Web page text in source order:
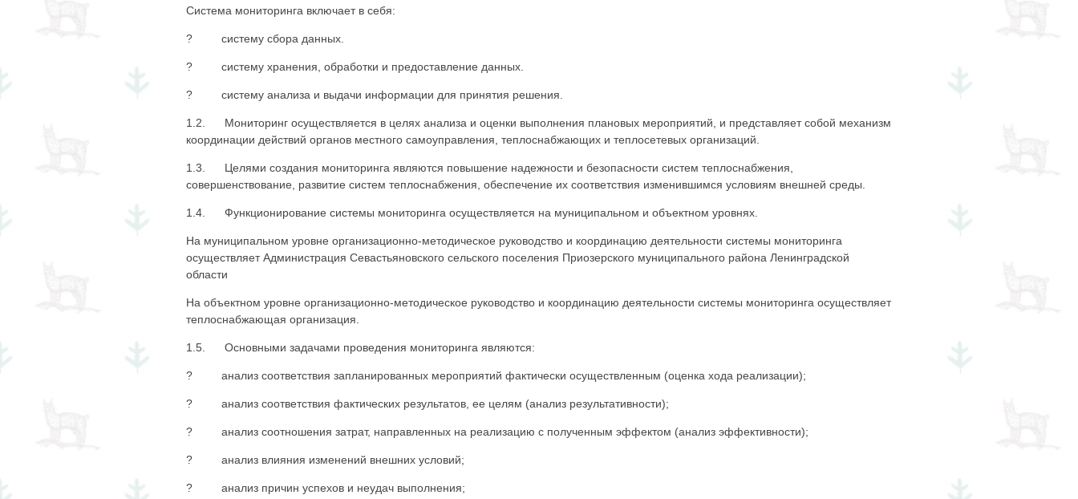
Система мониторинга включает в себя:
? систему сбора данных.
? систему хранения, обработки и предоставление данных.
? систему анализа и выдачи информации для принятия решения.
1.2. Мониторинг осуществляется в целях анализа и оценки выполнения плановых мероприятий, и представляет собой механизм
координации действий органов местного самоуправления, теплоснабжающих и теплосетевых организаций.
1.3. Целями создания мониторинга являются повышение надежности и безопасности систем теплоснабжения,
совершенствование, развитие систем теплоснабжения, обеспечение их соответствия изменившимся условиям внешней среды.
1.4. Функционирование системы мониторинга осуществляется на муниципальном и объектном уровнях.
На муниципальном уровне организационно-методическое руководство и координацию деятельности системы мониторинга
осуществляет Администрация Севастьяновского сельского поселения Приозерского муниципального района Ленинградской
области
На объектном уровне организационно-методическое руководство и координацию деятельности системы мониторинга осуществляет
теплоснабжающая организация.
1.5. Основными задачами проведения мониторинга являются:
? анализ соответствия запланированных мероприятий фактически осуществленным (оценка хода реализации);
? анализ соответствия фактических результатов, ее целям (анализ результативности);
? анализ соотношения затрат, направленных на реализацию с полученным эффектом (анализ эффективности);
? анализ влияния изменений внешних условий;
? анализ причин успехов и неудач выполнения;